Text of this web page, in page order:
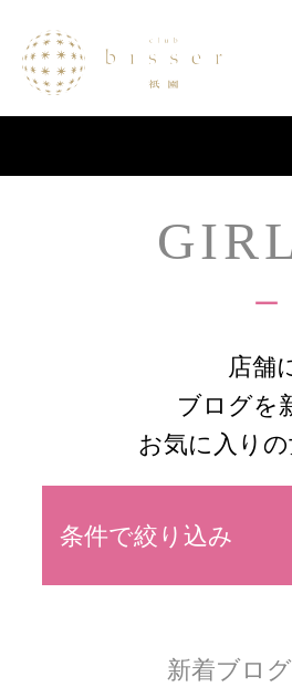
ー
店舗
ブログを
お気に入り
条件で絞り込み
新着ブロ